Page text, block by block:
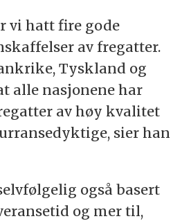
vi hatt fire gode
av fregatter.
Tyskland og
alle nasjonene har
av høy kvalitet
sier han
også basert
og mer til,